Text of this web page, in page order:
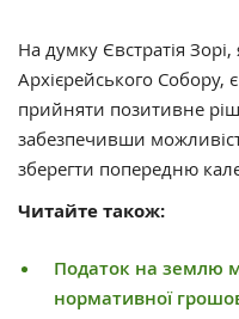
На думку Євстратія
Архієрейського Собору,
прийняти позитивне
забезпечивши
зберегти попередню
Читайте також:
Податок на землю
нормативної